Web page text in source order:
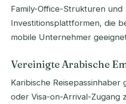
Family-Office-Strukturen und
Investitionsplattformen, die
mobile Unternehmer
Vereinigte Arabische
Karibische Reisepassinhaber
oder Visa-on-Arrival-Zugang